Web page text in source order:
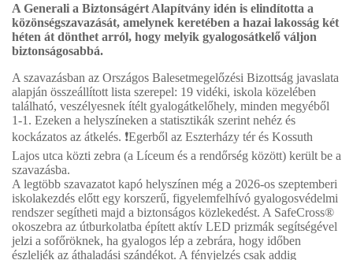
A Generali a Biztonságért Alapítvány idén is elindította a
közönségszavazását, amelynek keretében a hazai lakosság két
héten át dönthet arról, hogy melyik gyalogosátkelő váljon
biztonságosabbá.
A szavazásban az Országos Balesetmegelőzési Bizottság javaslata
alapján összeállított lista szerepel: 19 vidéki, iskola közelében
található, veszélyesnek ítélt gyalogátkelőhely, minden megyéből
1-1. Ezeken a helyszíneken a statisztikák szerint nehéz és
kockázatos az átkelés. ❗Egerből az Eszterházy tér és Kossuth
Lajos utca közti zebra (a Líceum és a rendőrség között) került be a
szavazásba.
A legtöbb szavazatot kapó helyszínen még a 2026-os szeptemberi
iskolakezdés előtt egy korszerű, figyelemfelhívó gyalogosvédelmi
rendszer segítheti majd a biztonságos közlekedést. A SafeCross®
okoszebra az útburkolatba épített aktív LED prizmák segítségével
jelzi a sofőröknek, ha gyalogos lép a zebrára, hogy időben
észleljék az áthaladási szándékot. A fényjelzés csak addig